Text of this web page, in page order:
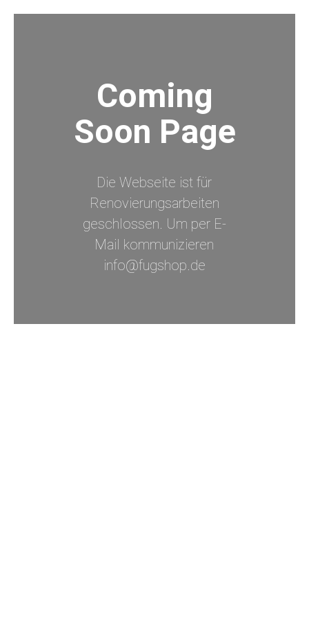
Coming
Soon Page
Die Webseite ist für
Renovierungsarbeiten
geschlossen. Um per E-
Mail kommunizieren
info@fugshop.de